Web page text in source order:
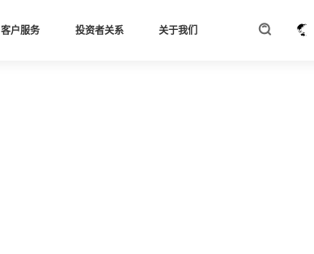
客户服务 投资者关系 关于我们